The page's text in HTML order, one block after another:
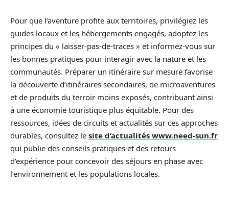
Pour que l’aventure profite aux territoires, privilégiez les
guides locaux et les hébergements engagés, adoptez les
principes du « laisser-pas-de-traces » et informez-vous sur
les bonnes pratiques pour interagir avec la nature et les
communautés. Préparer un itinéraire sur mesure favorise
la découverte d’itinéraires secondaires, de microaventures
et de produits du terroir moins exposés, contribuant ainsi
à une économie touristique plus équitable. Pour des
ressources, idées de circuits et actualités sur ces approches
durables, consultez le site d’actualités www.need-sun.fr
qui publie des conseils pratiques et des retours
d’expérience pour concevoir des séjours en phase avec
l’environnement et les populations locales.